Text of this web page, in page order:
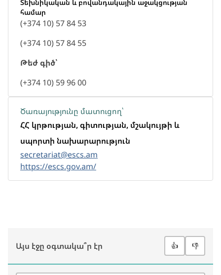
Տեխնիկական և բովանդակային աջակցության
համար
(+374 10) 57 84 53
(+374 10) 57 84 55
Թեժ գիծ՝
(+374 10) 59 96 00
Ծառայությունը մատուցող՝
ՀՀ կրթության, գիտության, մշակույթի և
սպորտի նախարարություն
secretariat@escs.am
https://escs.gov.am/
Այս էջը օգտակա՞ր էր 👍 👎